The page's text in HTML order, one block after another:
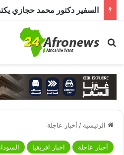
بحث عن
الرئيسية / أخبار عاجلة
أخبار عاجلة اخبار افريقيا